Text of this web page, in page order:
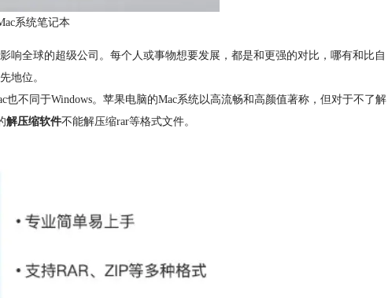
系统笔记本
全球的超级公司。每个人或事物想要发展，都是和更强的对比，哪有和比自
地位。
不同于Windows。苹果电脑的Mac系统以高流畅和高颜值著称，但对于不了解
解压缩软件不能解压缩rar等格式文件。